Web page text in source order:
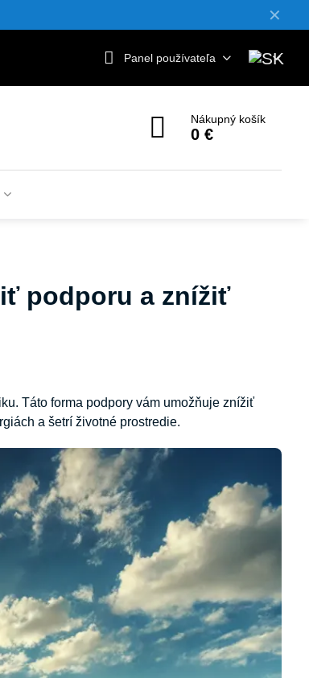
✕
Panel používateľa
Nákupný košík
0 €
podporu a znížiť
Táto forma podpory vám umožňuje znížiť
a šetrí životné prostredie.